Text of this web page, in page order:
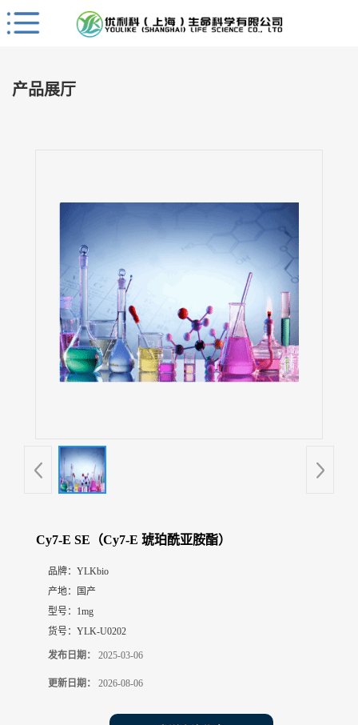
Close
首
产品展厅
Cy7-E SE（Cy7-E 琥珀酰亚胺酯）
品牌： YLKbio
产地：
国产
型号： 1mg
货号： YLK-U0202
发布日期： 2025-03-06
更新日期： 2026-08-06